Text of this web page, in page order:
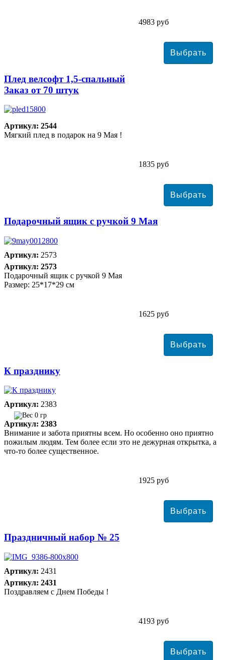
4983 руб
Плед велсофт 1,5-спальный
Заказ от 70 штук
Артикул: 2544
Мягкий плед в подарок на 9 Мая !
1835 руб
Подарочный ящик с ручкой 9 Мая
Артикул: 2573
Артикул: 2573
Подарочный ящик с ручкой 9 Мая
Размер: 25*17*29 см
1625 руб
К празднику
Артикул: 2383
0 гр
Артикул: 2383
Внимание и забота приятны всем. Но особенно оно приятно
пожилым людям. Тем более если это не дежурная открытка, а
что-то более существенное.
1925 руб
Праздничный набор № 25
Артикул: 2431
Артикул: 2431
Поздравляем с Днем Победы !
4193 руб